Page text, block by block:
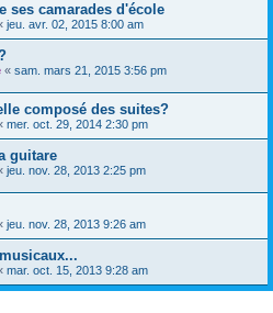
ses camarades d'école
jeu. avr. 02, 2015 8:00 am
« sam. mars 21, 2015 3:56 pm
composé des suites?
mer. oct. 29, 2014 2:30 pm
guitare
jeu. nov. 28, 2013 2:25 pm
jeu. nov. 28, 2013 9:26 am
mar. oct. 15, 2013 9:28 am